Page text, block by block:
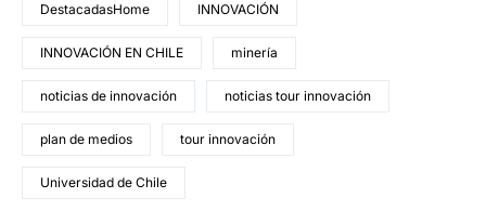
DestacadasHome INNOVACIÓN
INNOVACIÓN EN CHILE minería
noticias de innovación noticias tour innovación
plan de medios tour innovación
Universidad de Chile